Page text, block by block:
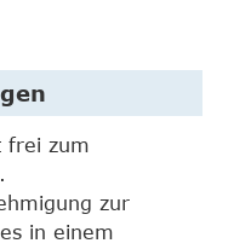
frei zum
zur
in einem